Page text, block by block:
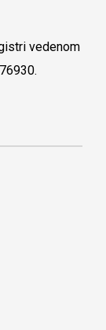
vedenom